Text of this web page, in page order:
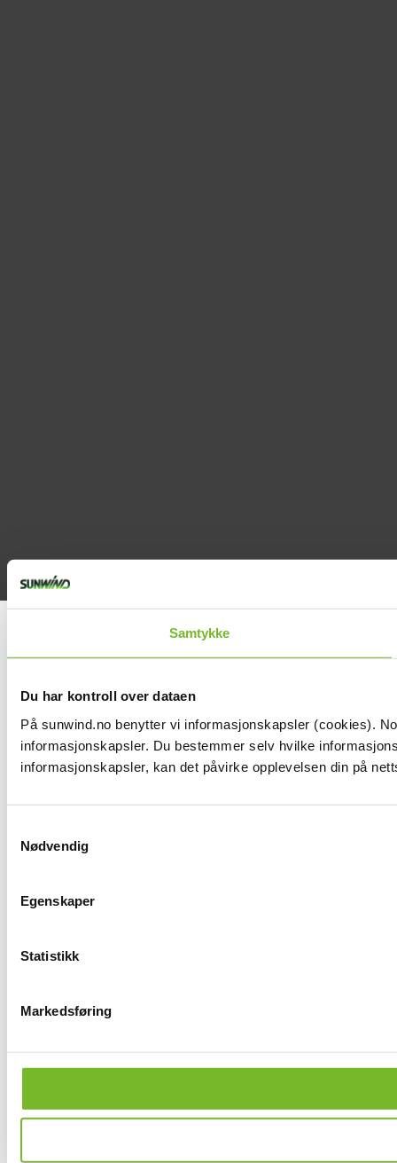
Samtykke
Du har kontroll over dataen
På sunwind.no benytter vi informasjonskapsler (cookies).
informasjonskapsler. Du bestemmer selv hvilke
informasjonskapsler, kan det påvirke opplevelsen din på
Nødvendig
Egenskaper
Statistikk
Markedsføring